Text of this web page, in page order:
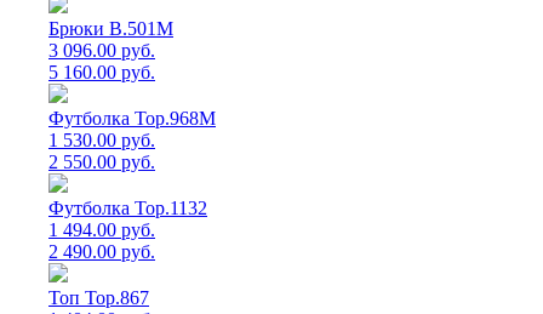
Брюки B.501M
3 096.00 руб.
5 160.00 руб.
Футболка Top.968M
1 530.00 руб.
2 550.00 руб.
Футболка Top.1132
1 494.00 руб.
2 490.00 руб.
Топ Top.867